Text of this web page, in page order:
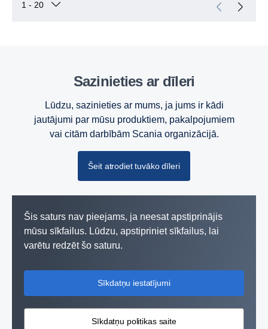
Sazinieties ar dīleri
Lūdzu, sazinieties ar mums, ja jums ir kādi
jautājumi par mūsu produktiem, pakalpojumiem
vai citām darbībām Scania organizācijā.
Šeit atrodiet tuvāko dīleri
Šis saturs nav pieejams, ja neesat apstiprinājis
mūsu sīkfailus. Lūdzu, apstipriniet sīkfailus, lai
varētu redzēt šo saturu.
Sīkdatņu iestatījumi
Sīkdatņu politikas saite
Aprīkojumam, transportlīdzekļiem un kuģiem ir nepieciešami